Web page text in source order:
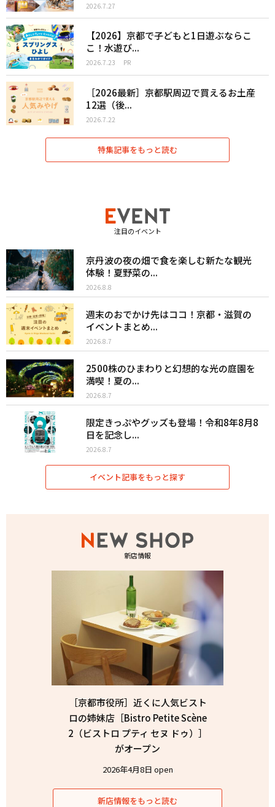
2026.7.27
【2026】京都で子どもと1日遊ぶならこ
こ！水遊び...
2026.7.23 PR
［2026最新］京都駅周辺で買えるお土産
12選（後...
2026.7.22
特集記事をもっと読む
注目のイベント
京丹波の夜の畑で食を楽しむ新たな観光
体験！夏野菜の...
2026.8.8
週末のおでかけ先はココ！京都・滋賀の
イベントまとめ...
2026.8.7
2500株のひまわりと幻想的な光の庭園を
満喫！夏の...
2026.8.7
限定きっぷやグッズも登場！令和8年8月8
日を記念し...
2026.8.7
イベント記事をもっと探す
新店情報
［京都市役所］近くに人気ビスト
ロの姉妹店［Bistro Petite Scène
2（ビストロ プティ セヌ ドゥ）］
がオープン
2026年4月8日 open
新店情報をもっと読む